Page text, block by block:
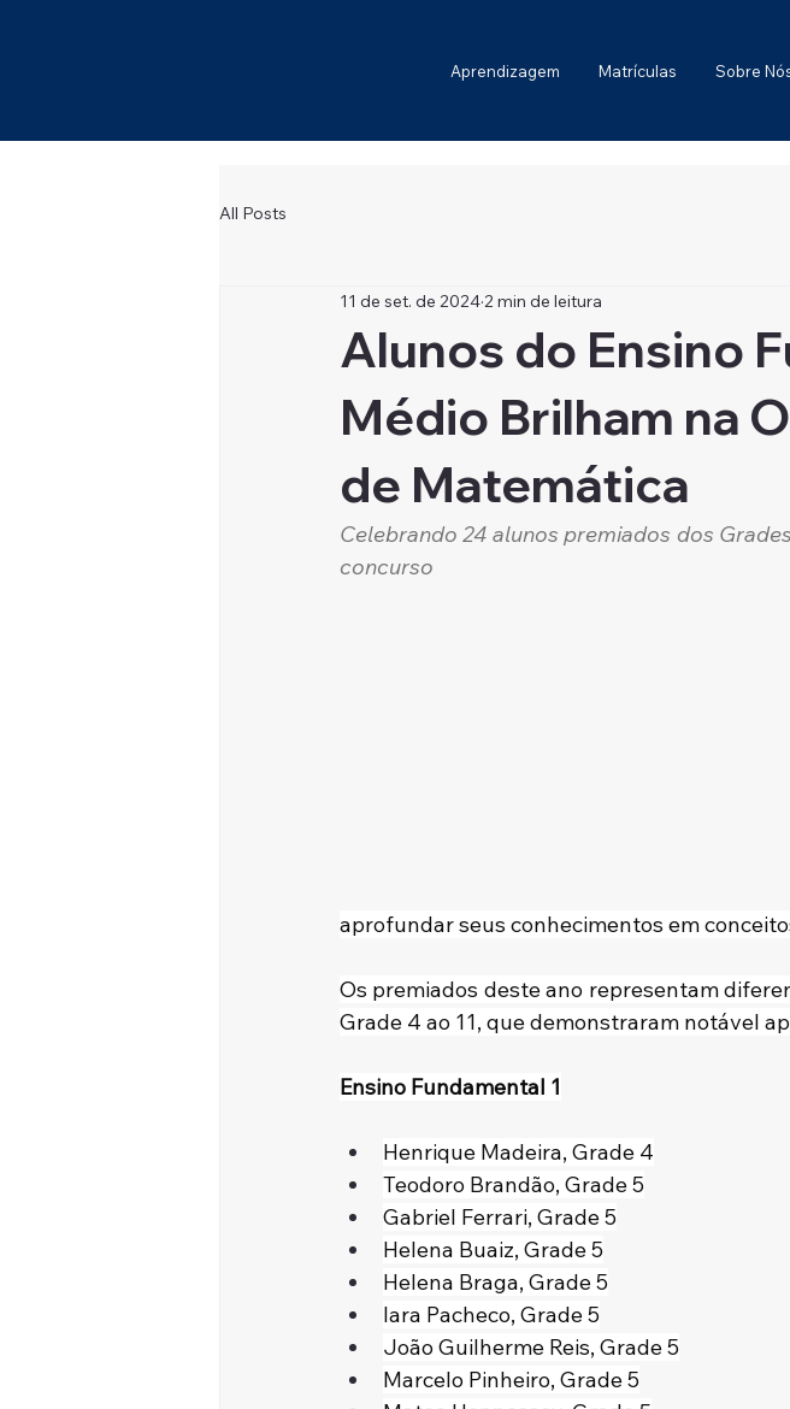
Aprendizagem Matrículas Sobre
All Posts
Alunos do Ensino
Médio Brilham na
de Matemática
11 de set. de 20242 min de leitura
Celebrando 24 alunos premiados dos
concurso
aprofundar seus conhecimentos em
Os premiados deste ano representam
Grade 4 ao 11, que demonstraram notável
Ensino Fundamental 1
Henrique Madeira, Grade 4
Teodoro Brandão, Grade 5
Gabriel Ferrari, Grade 5
Helena Buaiz, Grade 5
Helena Braga, Grade 5
Iara Pacheco, Grade 5
João Guilherme Reis, Grade 5
Marcelo Pinheiro, Grade 5